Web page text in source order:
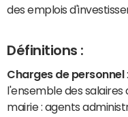
des emplois
Définitions :
Charges de personnel
l'ensemble des
mairie : agents